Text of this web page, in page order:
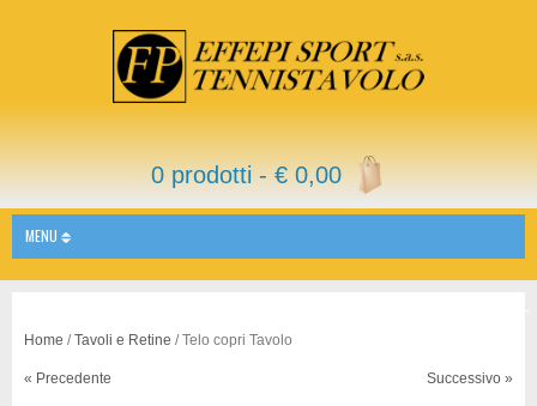
0 prodotti -€0,00
MENU
Home /Tavoli e Retine / Telo copri Tavolo
« Precedente Successivo »